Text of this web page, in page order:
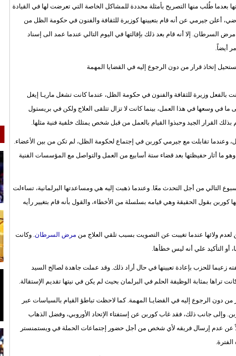
بعدما طُلب منها التصريح بأمثلة محددة للمشاكل الخاصة التي تعرضت لها في القيادة
كانون الثاني / يناير الماضي، أعلن جيرمي عن أنه قام بتعيينها كوزيرة للثقافة والفنون في حكومة الظل من
السرطان. إلا أنه قام بعد ذلك بإقالتها في اليوم التالي عندما عمد الى إسناد
أيضاً.
إتخاذ قرار من دون الرجوع إليه في القضايا المهمة
بالفعل وزيرة للثقافة والفنون في حكومة الظل، عندما كانت تشغل ماريـا إيغل
في وسعها في هذا العمل، بينما كانت لا تزال تتلقى العلاج ولكن في بريستول
وعندما تقابلت مع جيرمي كوربن في إجتماع لحكومة الظل، لم تكن من بين الأعضاء.
ما أثار حفيظتها بعد قضاء ستة أسابيع من العمل والتواصل مع المؤسسات الفنية
التالي من أجل التحدث معًا. وعندما ذهبت إليه هي ومساعدتها البرلمانية، تساءلت
كوربن بقول الحقيقة وهي قيامه بسلسلة من الأخطاء، والقول بأنه قام بتغيير رأيه
لعدم ولائها عندما تغيبت عن التصويت بسبب تلقي العلاج من مرض السرطان. وكانت
أو التأكيد علي أنه ليس خطأها.
زعيما للحزب بإعادة تعيينها في حال أراد ذلك. وقد عملت جاهدة لصالح السيد
بمثابة الوظيفة الحلم في البرلمان بحيث لم يكن في نيتها تقديم الإستقالة.
دون الرجوع إليه في القضايـا المهمة. كما لاحظت تباطؤ القيام بالسياسات عبر
جانب ذلك، فقد غاب كوربن عن إستفتاء الإتحاد الأوروبي، وفضل الذهاب
عن عدم إرسال فريقه لأي شخص من أجل حضور إجتماعات الحملة في ويستمنستر